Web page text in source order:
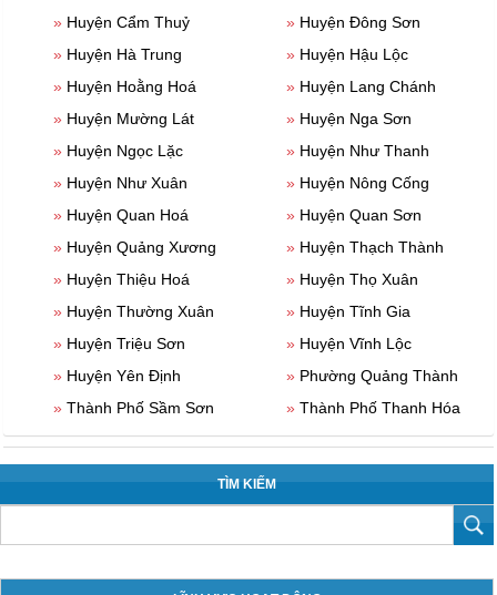
» Huyện Cẩm Thuỷ » Huyện Đông Sơn
» Huyện Hà Trung » Huyện Hậu Lộc
» Huyện Hoằng Hoá » Huyện Lang Chánh
» Huyện Mường Lát » Huyện Nga Sơn
» Huyện Ngọc Lặc » Huyện Như Thanh
» Huyện Như Xuân » Huyện Nông Cống
» Huyện Quan Hoá » Huyện Quan Sơn
» Huyện Quảng Xương » Huyện Thạch Thành
» Huyện Thiệu Hoá » Huyện Thọ Xuân
» Huyện Thường Xuân » Huyện Tĩnh Gia
» Huyện Triệu Sơn » Huyện Vĩnh Lộc
» Huyện Yên Định » Phường Quảng Thành
» Thành Phố Sầm Sơn »Thành Phố Thanh Hóa
TÌM KIẾM